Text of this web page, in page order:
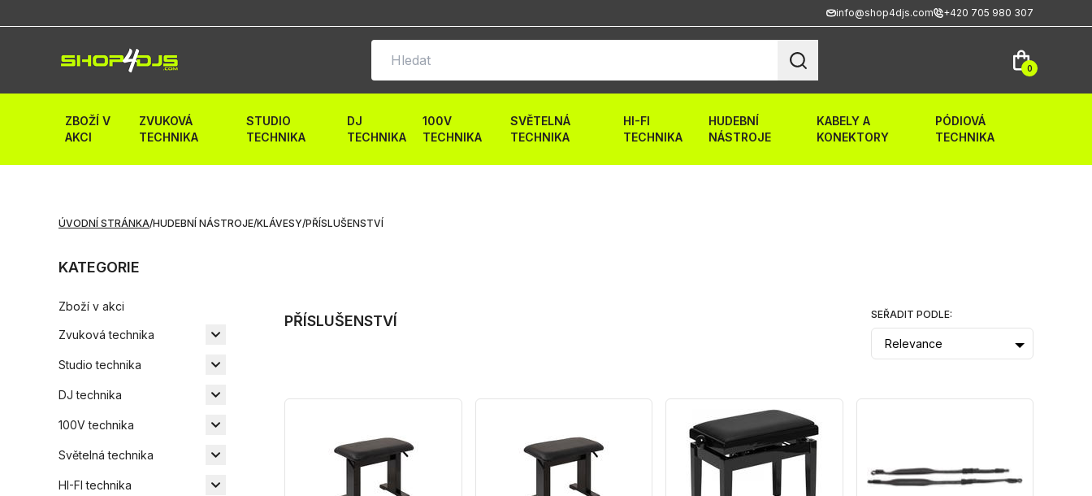
info@shop4djs.com +420 705 980 307
0
ZBOŽÍ V
AKCI
ZVUKOVÁ
TECHNIKA
STUDIO
TECHNIKA
DJ
TECHNIKA
100V
TECHNIKA
SVĚTELNÁ
TECHNIKA
HI-FI
TECHNIKA
HUDEBNÍ
NÁSTROJE
KABELY A
KONEKTORY
PÓDIOVÁ
TECHNIKA
ÚVODNÍ STRÁNKA/HUDEBNÍ NÁSTROJE/KLÁVESY/PŘÍSLUŠENSTVÍ
KATEGORIE
Zboží v akci
Zvuková technika
Studio technika
DJ technika
100V technika
Světelná technika
HI-FI technika
PŘÍSLUŠENSTVÍ SEŘADIT PODLE:
Relevance